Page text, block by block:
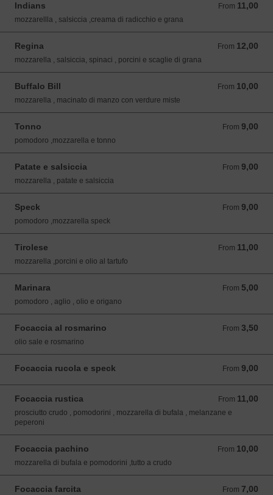
Indians From 11,00
From 11,00 EUR
mozzarellla , salsiccia ,creama di radicchio e grana
Regina From 12,00
From 12,00 EUR
mozzarella , salsiccia, spinaci , porcini e scaglie di grana
Buffalo Bill From 10,00
From 10,00 EUR
mozzarella , macinato di manzo con verdure miste
Tonno From 9,00
From 9,00 EUR
pomodoro ,mozzarella e tonno
Patate e salsiccia From 9,00
From 9,00 EUR
mozzarella , patate e salsiccia
Speck From 9,00
From 9,00 EUR
pomodoro ,mozzarella speck
Tirolese From 11,00
From 11,00 EUR
mozzarella ,porcini e olio al tartufo
Marinara From 5,00
From 5,00 EUR
pomodoro , aglio , olio e origano
Focaccia al rosmarino From 3,50
From 3,50 EUR
olio sale e rosmarino
Focaccia rucola e speck From 9,00
From 9,00 EUR
Focaccia rustica From 11,00
From 11,00 EUR
prosciutto crudo , pomodorini , mozzarella di bufala , melanzane e
peperoni
Focaccia pachino From 10,00
From 10,00 EUR
mozzarella di bufala e pomodorini ,tutto a crudo
Focaccia farcita From 7,00
From 7,00 EUR